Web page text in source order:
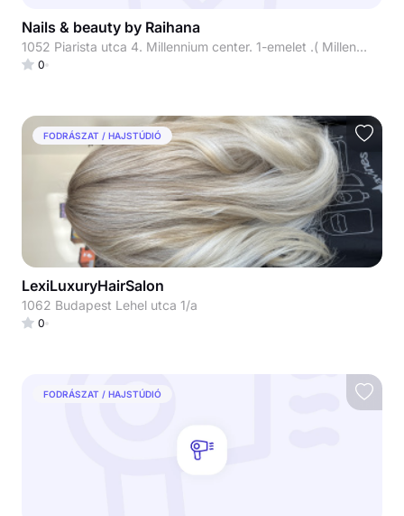
Nails & beauty by Raihana
1052 Piarista utca 4. Millennium center. 1-emelet .( Millennium beauty)
0
FODRÁSZAT / HAJSTÚDIÓ
LexiLuxuryHairSalon
1062 Budapest Lehel utca 1/a
0
FODRÁSZAT / HAJSTÚDIÓ